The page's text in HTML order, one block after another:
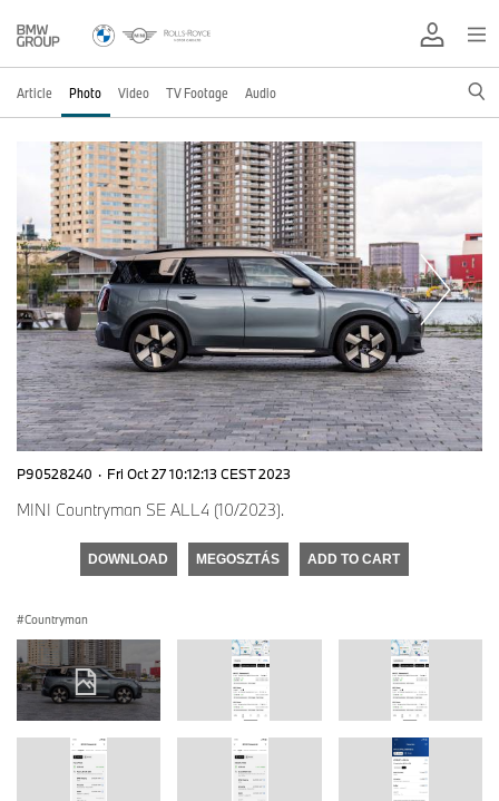
Article Photo Video TV Footage Audio
P90528240 · Fri Oct 27 10:12:13 CEST 2023
MINI Countryman SE ALL4 (10/2023).
DOWNLOAD MEGOSZTÁS ADD TO CART
Countryman